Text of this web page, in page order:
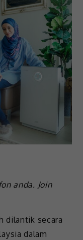
anda. Join
dilantik secara
dalam